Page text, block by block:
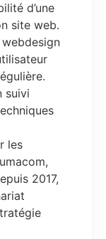
d’une
site web.
suivi
les
2017,